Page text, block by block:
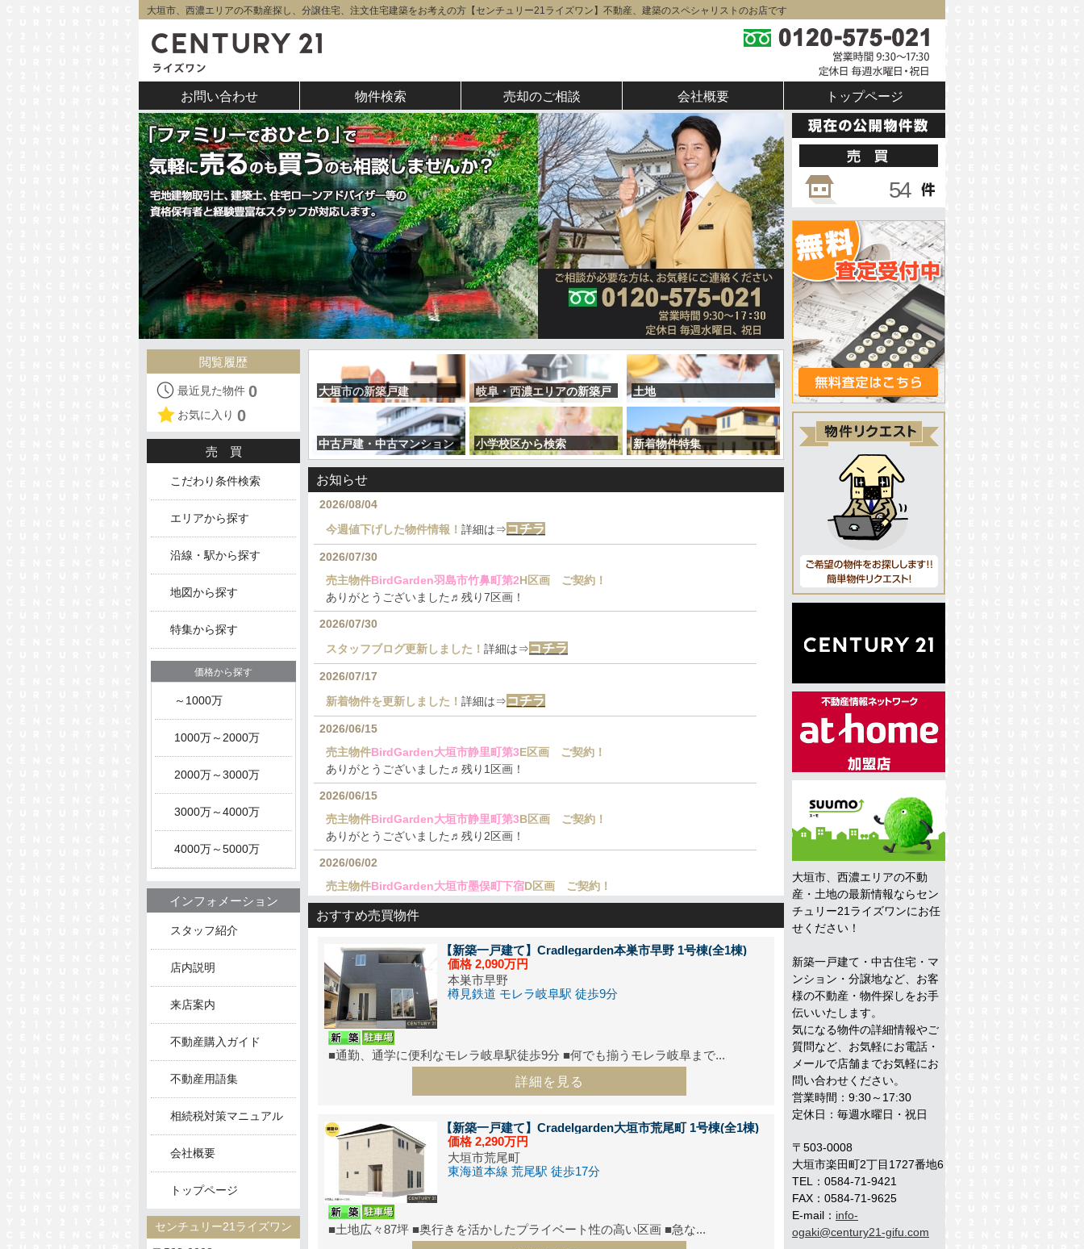
大垣市、西濃エリアの不動産探し、分譲住宅、注文住宅建築をお考えの方【センチュリー21ライズワン】不動産、建築のスペシャリストのお店です
お問い合わせ 物件検索 売却のご相談 会社概要 トップページ
大垣市の新築戸建
岐阜・西濃エリアの新築戸
建
土地
中古戸建・中古マンション 小学校区から検索 新着物件特集
お知らせ
2026/08/04
今週値下げした物件情報！ 詳細は⇒コチラ
2026/07/30
売主物件BirdGarden羽島市竹鼻町第2H区画 ご契約！
ありがとうございました♬残り7区画！
2026/07/30
スタッフブログ更新しました！ 詳細は⇒コチラ
2026/07/17
新着物件を更新しました！ 詳細は⇒コチラ
2026/06/15
売主物件BirdGarden大垣市静里町第3E区画 ご契約！
ありがとうございました♬残り1区画！
2026/06/15
売主物件BirdGarden大垣市静里町第3B区画 ご契約！
ありがとうございました♬残り2区画！
2026/06/02
売主物件BirdGarden大垣市墨俣町下宿D区画 ご契約！
ありがとうございました♬残り4区画！
2026/05/25
売主物件BirdGarden大垣市墨俣町下宿E区画 ご契約！
ありがとうございました♬残り5区画！
2026/05/11
自社建築・所有BirdGarden戸建賃貸「和合本町」
おかげ様で完成と同時に満室となりました。ありがとうございました。
2026/05/11
BirdGarden大垣市墨俣町下宿A区画 ご契約！
2026/04/13
売主物件
BirdGarden岐阜市茶屋新田D区画 ご契約！
ありがとうございました♬残り9区画！
2026/03/10
売主物件BirdGarden大垣市世安町
A区画 ご契約！
ありがとうございました♬残り2区画！
おすすめ売買物件
【新築一戸建て】 Cradlegarden本巣市早野 1号棟(全1棟)
価格2,090万円
本巣市早野
樽見鉄道 モレラ岐阜駅 徒歩9分
■通勤、通学に便利なモレラ岐阜駅徒歩9分 ■何でも揃うモレラ岐阜まで...
詳細を見る
【新築一戸建て】 Cradelgarden大垣市荒尾町 1号棟(全1棟)
価格2,290万円
大垣市荒尾町
東海道本線 荒尾駅 徒歩17分
■土地広々87坪 ■奥行きを活かしたプライベート性の高い区画 ■急な...
閲覧履歴
最近見た物件 0
お気に入り 0
売買
こだわり条件検索
エリアから探す
沿線・駅から探す
地図から探す
特集から探す
価格から探す
～1000万
1000万～2000万
2000万～3000万
3000万～4000万
4000万～5000万
インフォメーション
スタッフ紹介
店内説明
来店案内
不動産購入ガイド
不動産用語集
相続税対策マニュアル
会社概要
トップページ
センチュリー21ライズワン
大垣市、西濃エリアの不動
産・土地の最新情報ならセン
チュリー21ライズワンにお任
せください！
新築一戸建て・中古住宅・マ
ンション・分譲地など、お客
様の不動産・物件探しをお手
伝いいたします。
気になる物件の詳細情報やご
質問など、お気軽にお電話・
メールで店舗までお気軽にお
問い合わせください。
営業時間：9:30～17:30
定休日：毎週水曜日・祝日
〒503-0008
大垣市楽田町2丁目1727番地6
TEL：0584-71-9421
FAX：0584-71-9625
E-mail： info-
ogaki@century21-gifu.com